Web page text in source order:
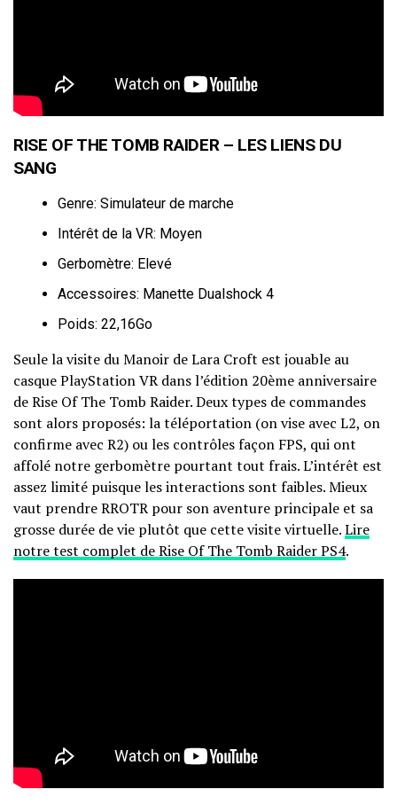
RISE OF THE TOMB RAIDER – LES LIENS DU
SANG
Genre: Simulateur de marche
Intérêt de la VR: Moyen
Gerbomètre: Elevé
Accessoires: Manette Dualshock 4
Poids: 22,16Go
Seule la visite du Manoir de Lara Croft est jouable au
casque PlayStation VR dans l’édition 20ème anniversaire
de Rise Of The Tomb Raider. Deux types de commandes
sont alors proposés: la téléportation (on vise avec L2, on
confirme avec R2) ou les contrôles façon FPS, qui ont
affolé notre gerbomètre pourtant tout frais. L’intérêt est
assez limité puisque les interactions sont faibles. Mieux
vaut prendre RROTR pour son aventure principale et sa
grosse durée de vie plutôt que cette visite virtuelle.Lire
notre test complet de Rise Of The Tomb Raider PS4.